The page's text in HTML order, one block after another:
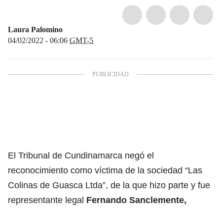
Laura Palomino
04/02/2022 - 06:06 GMT-5
El Tribunal de Cundinamarca negó el
reconocimiento como víctima de la sociedad “Las
Colinas de Guasca Ltda”, de la que hizo parte y fue
representante legal Fernando Sanclemente,